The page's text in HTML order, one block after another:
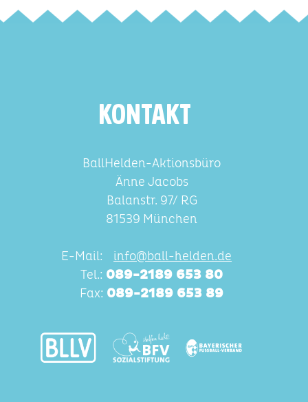
KONTAKT
BallHelden-Aktionsbüro
Änne Jacobs
Balanstr. 97/ RG
81539 München
E-Mail:
info@ball-helden.de
Tel.: 089-2189 653 80
Fax: 089-2189 653 89